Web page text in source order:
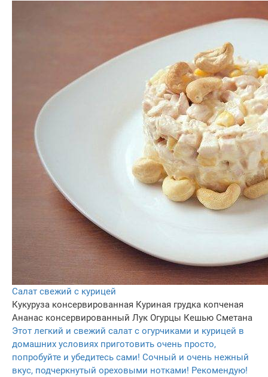
Cалат свежий с курицей
Кукуруза консервированная Куриная грудка копченая
Ананас консервированный Лук Огурцы Кешью Сметана
Этот легкий и свежий салат с огурчиками и курицей в
домашних условиях приготовить очень просто,
попробуйте и убедитесь сами! Сочный и очень нежный
вкус, подчеркнутый ореховыми нотками! Рекомендую!